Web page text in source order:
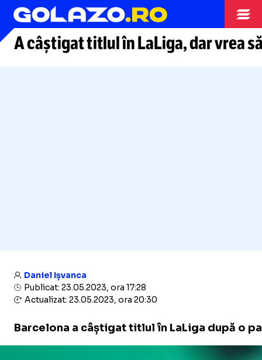
Arhiva fotbal
A câștigat titlul în LaLiga, dar vrea
Daniel Ișvanca
Publicat: 23.05.2023, ora 17:28
Actualizat: 23.05.2023, ora 20:30
Barcelona a câștigat titlul în LaLiga după o